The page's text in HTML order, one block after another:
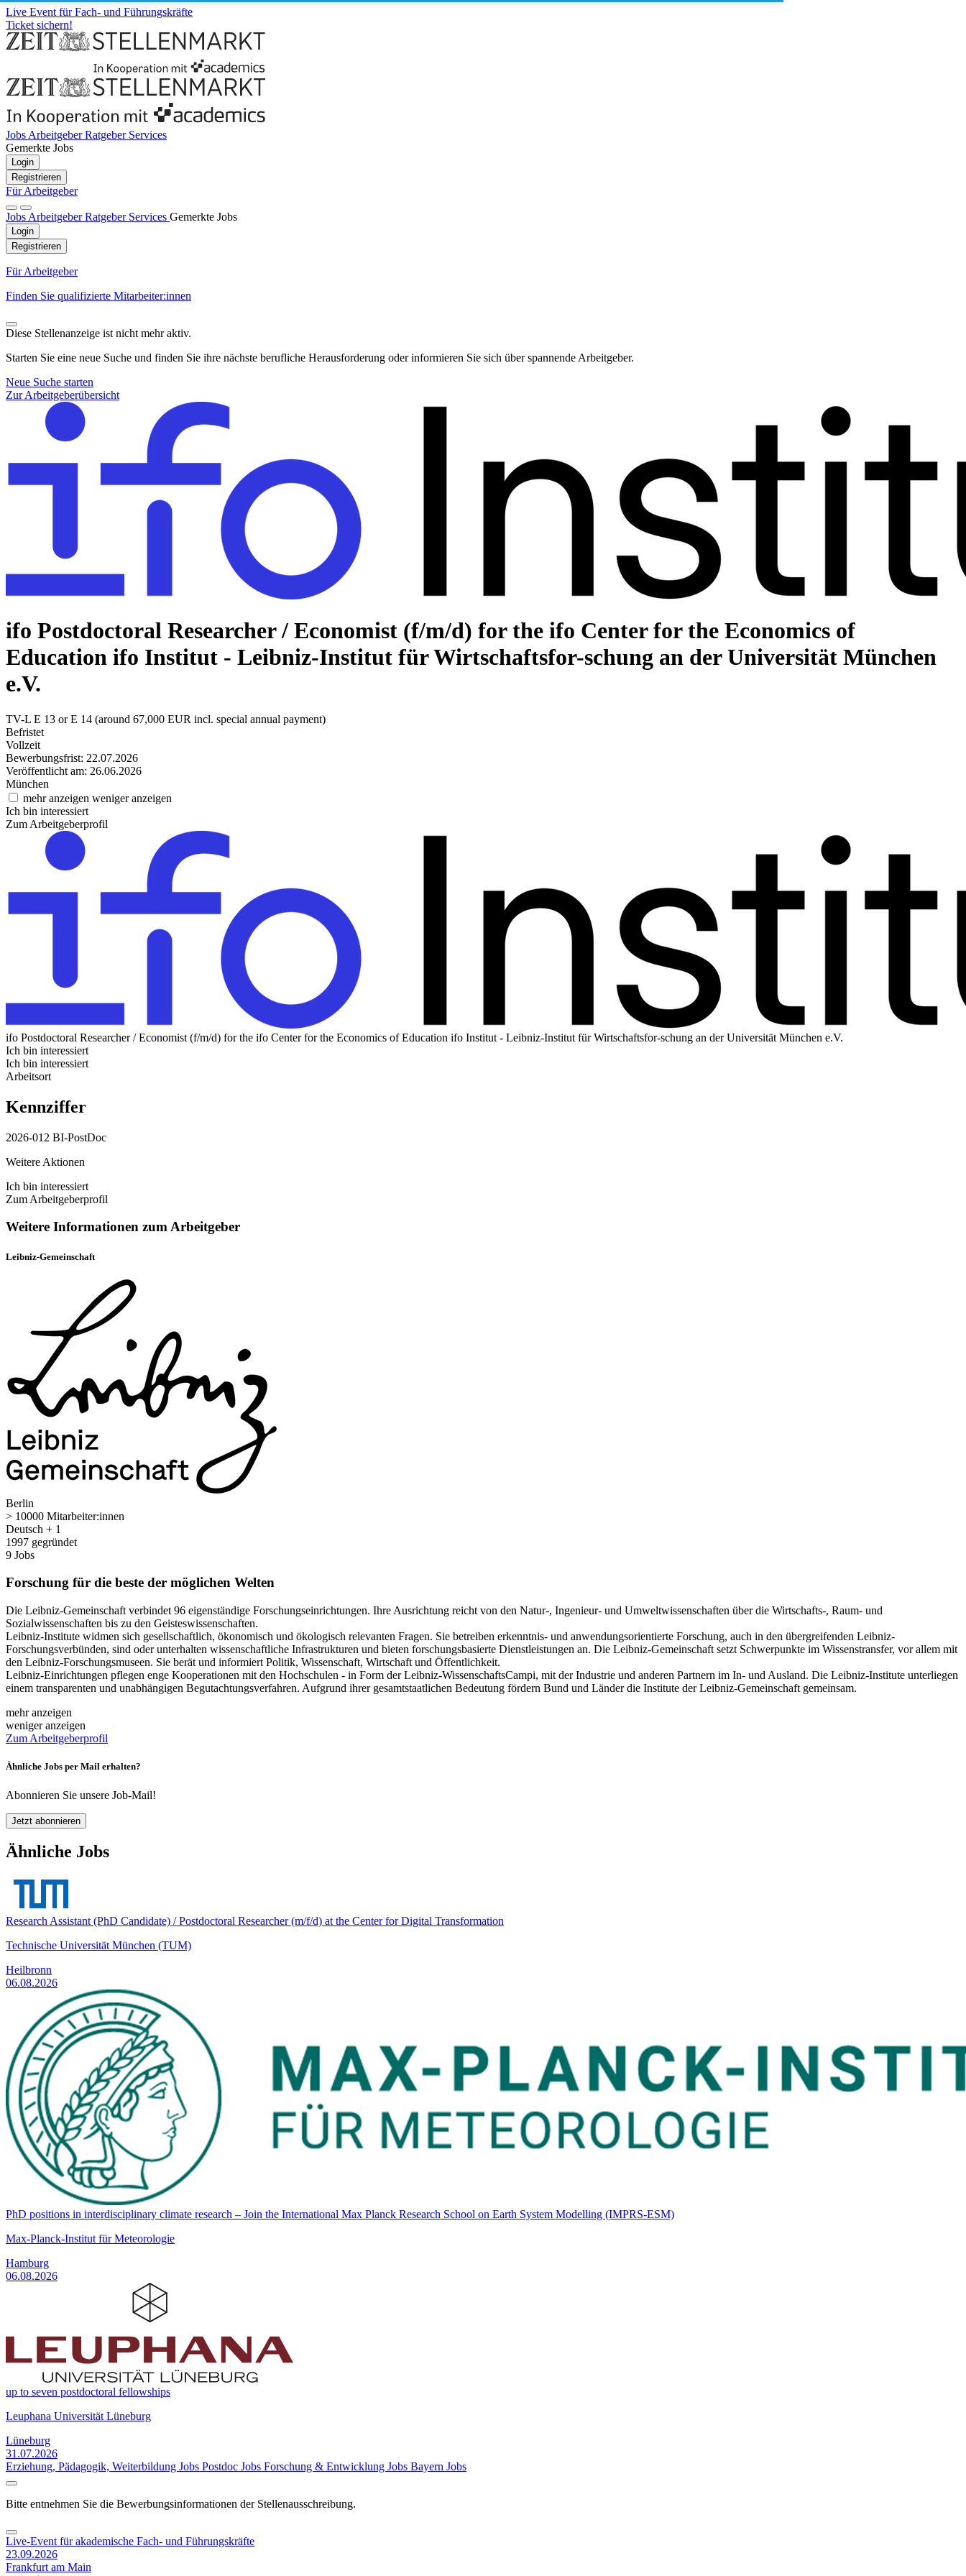
Live Event für Fach- und Führungskräfte
Ticket sichern!
Jobs ArbeitgeberRatgeber Services
Gemerkte Jobs
Login
Registrieren
Für Arbeitgeber
Jobs ArbeitgeberRatgeber Services Gemerkte Jobs
Login
Registrieren
Für Arbeitgeber
Finden Sie qualifizierte Mitarbeiter:innen
Diese Stellenanzeige ist nicht mehr aktiv.
Starten Sie eine neue Suche und finden Sie ihre nächste berufliche Herausforderung oder informieren Sie sich über spannende Arbeitgeber.
Neue Suche starten
Zur Arbeitgeberübersicht
ifo Postdoctoral Researcher / Economist (f/m/d) for the ifo Center for the Economics of
Education ifo Institut - Leibniz-Institut für Wirtschaftsfor-schung an der Universität München
e.V.
TV-L E 13 or E 14 (around 67,000 EUR incl. special annual payment)
Befristet
Vollzeit
Bewerbungsfrist: 22.07.2026
Veröffentlicht am: 26.06.2026
München
mehr anzeigen weniger anzeigen
Ich bin interessiert
Zum Arbeitgeberprofil
ifo Postdoctoral Researcher / Economist (f/m/d) for the ifo Center for the Economics of Education ifo Institut - Leibniz-Institut für Wirtschaftsfor-schung an der Universität München e.V.
Ich bin interessiert
Ich bin interessiert
Arbeitsort
Kennziffer
2026-012 BI-PostDoc
Weitere Aktionen
Ich bin interessiert
Zum Arbeitgeberprofil
Weitere Informationen zum Arbeitgeber
Leibniz-Gemeinschaft
Berlin
> 10000 Mitarbeiter:innen
Deutsch + 1
1997 gegründet
9 Jobs
Forschung für die beste der möglichen Welten
Die Leibniz-Gemeinschaft verbindet 96 eigenständige Forschungseinrichtungen. Ihre Ausrichtung reicht von den Natur-, Ingenieur- und Umweltwissenschaften über die Wirtschafts-, Raum- und
Sozialwissenschaften bis zu den Geisteswissenschaften.
Leibniz-Institute widmen sich gesellschaftlich, ökonomisch und ökologisch relevanten Fragen. Sie betreiben erkenntnis- und anwendungsorientierte Forschung, auch in den übergreifenden Leibniz-
Forschungsverbünden, sind oder unterhalten wissenschaftliche Infrastrukturen und bieten forschungsbasierte Dienstleistungen an. Die Leibniz-Gemeinschaft setzt Schwerpunkte im Wissenstransfer, vor allem mit
den Leibniz-Forschungsmuseen. Sie berät und informiert Politik, Wissenschaft, Wirtschaft und Öffentlichkeit.
Leibniz-Einrichtungen pflegen enge Kooperationen mit den Hochschulen - in Form der Leibniz-WissenschaftsCampi, mit der Industrie und anderen Partnern im In- und Ausland. Die Leibniz-Institute unterliegen
einem transparenten und unabhängigen Begutachtungsverfahren. Aufgrund ihrer gesamtstaatlichen Bedeutung fördern Bund und Länder die Institute der Leibniz-Gemeinschaft gemeinsam.
mehr anzeigen
weniger anzeigen
Zum Arbeitgeberprofil
Ähnliche Jobs per Mail erhalten?
Abonnieren Sie unsere Job-Mail!
Jetzt abonnieren
Ähnliche Jobs
Research Assistant (PhD Candidate) / Postdoctoral Researcher (m/f/d) at the Center for Digital Transformation
Technische Universität München (TUM)
Heilbronn
06.08.2026
PhD positions in interdisciplinary climate research – Join the International Max Planck Research School on Earth System Modelling (IMPRS-ESM)
Max-Planck-Institut für Meteorologie
Hamburg
06.08.2026
up to seven postdoctoral fellowships
Leuphana Universität Lüneburg
Lüneburg
31.07.2026
Erziehung, Pädagogik, Weiterbildung Jobs Postdoc Jobs Forschung & Entwicklung Jobs Bayern Jobs
Bitte entnehmen Sie die Bewerbungsinformationen der Stellenausschreibung.
Live-Event für akademische Fach- und Führungskräfte
23.09.2026
Frankfurt am Main